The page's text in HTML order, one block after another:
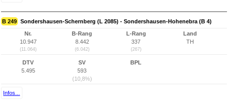
B 249 Sondershausen-Schernberg (L 2085) - Sondershausen-Hohenebra (B 4)
Nr.
10.947
(11.064)
B-Rang
8.442
(6.042)
L-Rang
337
(267)
Land
TH
DTV
5.495
SV
593
(10,8%)
BPL
Infos...